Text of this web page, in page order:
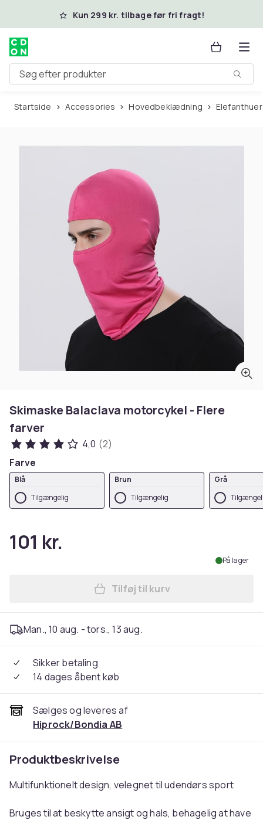
Spring til hovedindhold
Kun 299 kr. tilbage før fri fragt!
Søg efter produkter
Startside Accessories Hovedbeklædning Elefanthuer
Skimaske Balaclava motorcykel - Flere
farver
4,0 (2)
Farve
Blå
Tilgængelig
Brun
Tilgængelig
Grå
101 kr.
På lager
Læg Skimaske Balaclava
Tilføj til kurv
Man., 10 aug. - tors., 13 aug.
Sikker betaling
14 dages åbent køb
Sælges og leveres af
Hiprock/Bondia AB
Produktbeskrivelse
Multifunktionelt design, velegnet til udendørs sport
Bruges til at beskytte ansigt og hals, behagelig at have